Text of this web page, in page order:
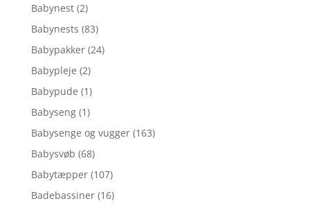
Babynest (2)
Babynests (83)
Babypakker (24)
Babypleje (2)
Babypude (1)
Babyseng (1)
Babysenge og vugger (163)
Babysvøb (68)
Babytæpper (107)
Badebassiner (16)